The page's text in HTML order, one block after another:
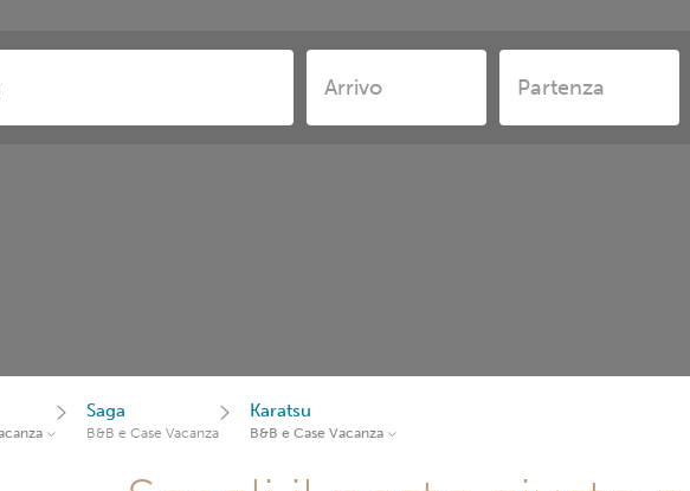
Saga
B&B e Case Vacanza
Karatsu
B&B e Case Vacanza